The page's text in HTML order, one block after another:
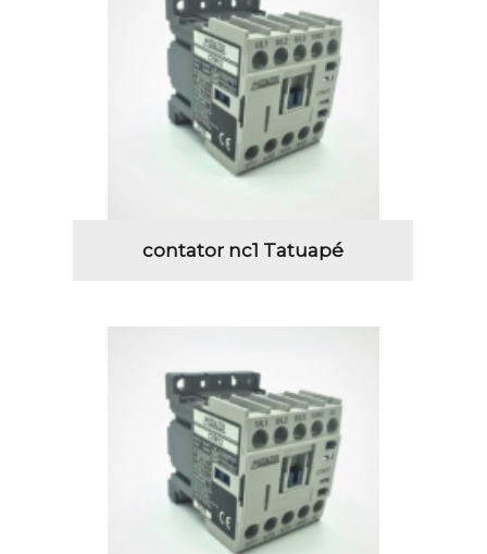
contator nc1 Tatuapé